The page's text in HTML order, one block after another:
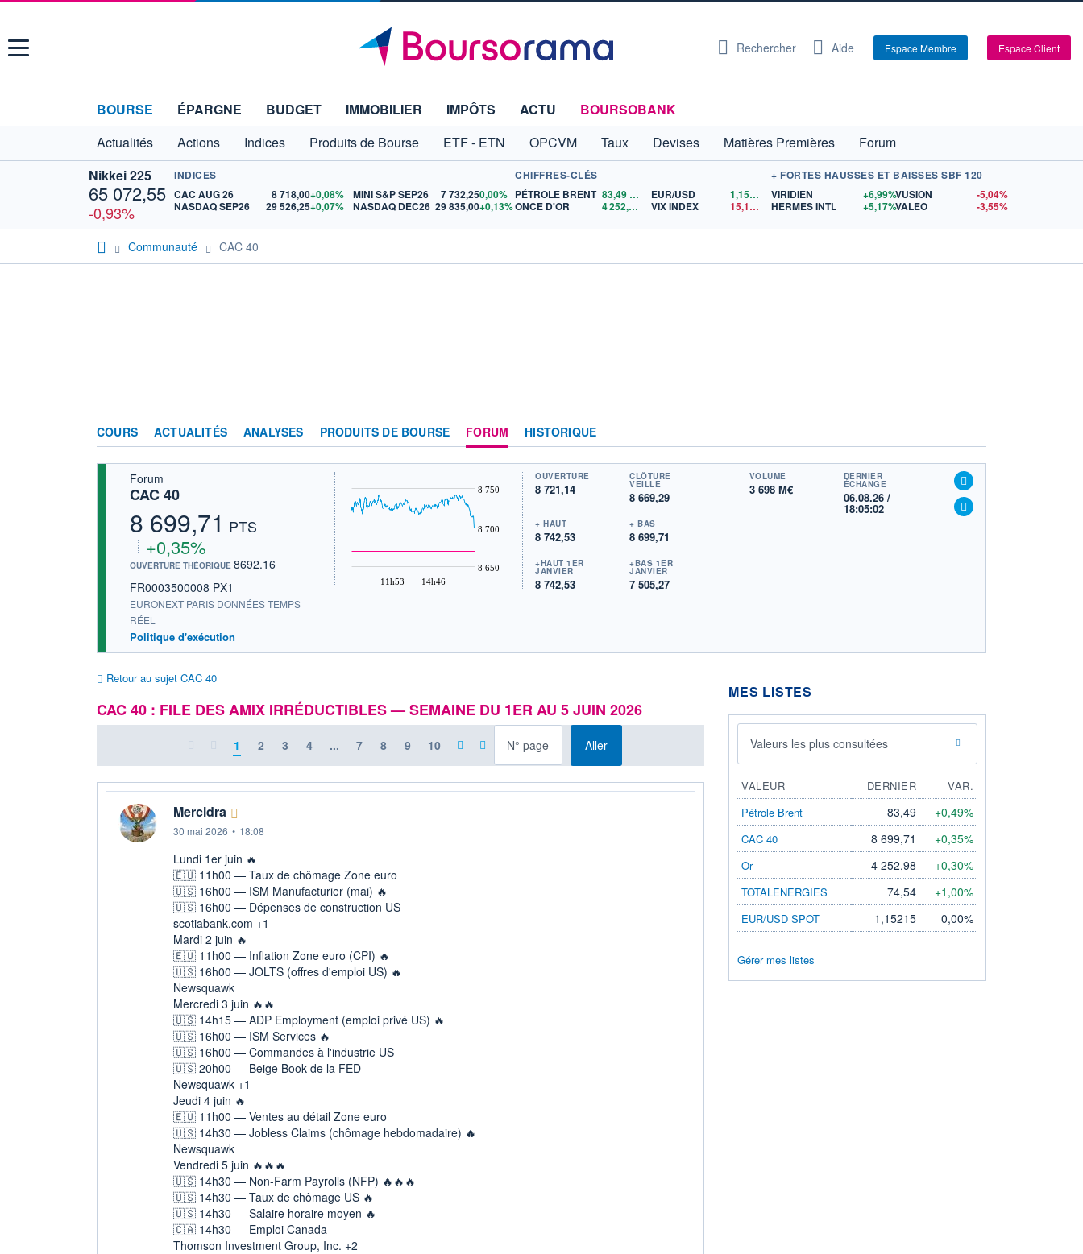
Menu Rechercher Aide Espace Membre Espace Client
BOURSE ÉPARGNE BUDGET IMMOBILIER IMPÔTS ACTU
BOURSOBANK
Actualités
Actions Indices Produits de Bourse ETF - ETN OPCVM Taux Devises Matières Premières
Forum
Nikkei 225
65 072,55
-0,93%
INDICES
CAC AUG 26
8 718,00+0,08%
NASDAQ SEP26
29 526,25+0,07%
MINI S&P SEP26 7 732,250,00%
NASDAQ DEC26 29 835,00+0,13%
CHIFFRES-CLÉS
PÉTROLE BRENT 83,49
ONCE D'OR
4 252,98 $US
EUR/USD 1,1522
$US
VIX INDEX
15,15$US
+ FORTES HAUSSES ET BAISSES SBF 120
VIRIDIEN
+6,99%
HERMES INTL
+5,17%
VUSION
-5,04%
VALEO
-3,55%
Communauté CAC 40
COURS ACTUALITÉS ANALYSES PRODUITS DE BOURSE FORUM HISTORIQUE
Forum
CAC 40
8 699,71 PTS
+0,35%
OUVERTURE THÉORIQUE 8692.16
FR0003500008 PX1
EURONEXT PARIS DONNÉES TEMPS
RÉEL
Politique d'exécution
11h53 14h46
8 650
8 700
8 750
OUVERTURE
8 721,14
CLÔTURE
VEILLE
8 669,29
+ HAUT
8 742,53
+ BAS
8 699,71
+HAUT 1ER
JANVIER
8 742,53
+BAS 1ER
JANVIER
7 505,27
VOLUME
3 698 M€
DERNIER
ÉCHANGE
06.08.26 /
18:05:02
Retour au sujet CAC 40
CAC 40 : FILE DES AMIX IRRÉDUCTIBLES — SEMAINE DU 1ER AU 5 JUIN 2026
1 2 3 4 ... 7 8 9 10 Allerà la page
Mercidra
30 mai 2026 • 18:08
Lundi 1er juin 🔥
🇪🇺 11h00 — Taux de chômage Zone euro
🇺🇸 16h00 — ISM Manufacturier (mai) 🔥
🇺🇸 16h00 — Dépenses de construction US
scotiabank.com +1
Mardi 2 juin 🔥
🇪🇺 11h00 — Inflation Zone euro (CPI) 🔥
🇺🇸 16h00 — JOLTS (offres d'emploi US) 🔥
Newsquawk
Mercredi 3 juin 🔥🔥
🇺🇸 14h15 — ADP Employment (emploi privé US) 🔥
🇺🇸 16h00 — ISM Services 🔥
🇺🇸 16h00 — Commandes à l'industrie US
🇺🇸 20h00 — Beige Book de la FED
Newsquawk +1
Jeudi 4 juin 🔥
🇪🇺 11h00 — Ventes au détail Zone euro
🇺🇸 14h30 — Jobless Claims (chômage hebdomadaire) 🔥
Newsquawk
Vendredi 5 juin 🔥🔥🔥
🇺🇸 14h30 — Non-Farm Payrolls (NFP) 🔥🔥🔥
🇺🇸 14h30 — Taux de chômage US 🔥
🇺🇸 14h30 — Salaire horaire moyen 🔥
🇨🇦 14h30 — Emploi Canada
Thomson Investment Group, Inc. +2
MES LISTES
Valeurs les plus consultées
VALEUR DERNIER
VAR.
Pétrole Brent
83,49 +0,49%
CAC 40 8 699,71 +0,35%
Or 4 252,98 +0,30%
TOTALENERGIES 74,54 +1,00%
EUR/USD SPOT 1,15215 0,00%
Gérer mes listes